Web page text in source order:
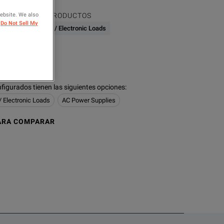
FAMILIA DE PRODUCTOS
Power Supplies / Electronic Loads
tienen las siguientes opciones:
Electronic Loads AC Power Supplies
COMPARAR
We also
Do Not Sell My